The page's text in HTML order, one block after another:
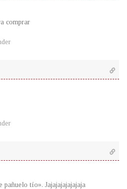
comprar
pañuelo tío». Jajajajajajajaja